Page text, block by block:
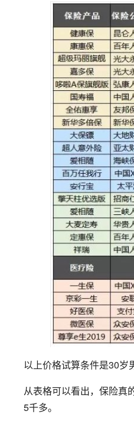
以上价格试算条件是30岁
从表格可以看出，保险真
5千多。